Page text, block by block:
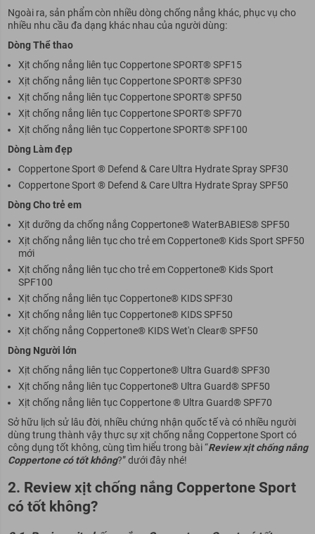
Ngoài ra, sản phẩm còn nhiều dòng chống nắng khác, phục vụ cho
nhiều nhu cầu đa dạng khác nhau của người dùng:
Dòng Thể thao
Xịt chống nắng liên tục Coppertone SPORT® SPF15
Xịt chống nắng liên tục Coppertone SPORT® SPF30
Xịt chống nắng liên tục Coppertone SPORT® SPF50
Xịt chống nắng liên tục Coppertone SPORT® SPF70
Xịt chống nắng liên tục Coppertone SPORT® SPF100
Dòng Làm đẹp
Coppertone Sport ® Defend & Care Ultra Hydrate Spray SPF30
Coppertone Sport ® Defend & Care Ultra Hydrate Spray SPF50
Dòng Cho trẻ em
Xịt dưỡng da chống nắng Coppertone® WaterBABIES® SPF50
Xịt chống nắng liên tục cho trẻ em Coppertone® Kids Sport SPF50
mới
Xịt chống nắng liên tục cho trẻ em Coppertone® Kids Sport
SPF100
Xịt chống nắng liên tục Coppertone® KIDS SPF30
Xịt chống nắng liên tục Coppertone® KIDS SPF50
Xịt chống nắng Coppertone® KIDS Wet'n Clear® SPF50
Dòng Người lớn
Xịt chống nắng liên tục Coppertone® Ultra Guard® SPF30
Xịt chống nắng liên tục Coppertone® Ultra Guard® SPF50
Xịt chống nắng liên tục Coppertone ® Ultra Guard® SPF70
Sở hữu lịch sử lâu đời, nhiều chứng nhận quốc tế và có nhiều người
dùng trung thành vậy thực sự xịt chống nắng Coppertone Sport có
công dụng tốt không, cùng tìm hiểu trong bài “Review xịt chống nắng
Coppertone có tốt không?” dưới đây nhé!
2. Review xịt chống nắng Coppertone Sport
có tốt không?